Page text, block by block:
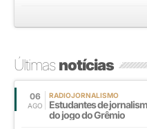
Últimasnotícias
06
AGO
RADIOJORNALISMO
Estudantes de
do jogo do Grêmio